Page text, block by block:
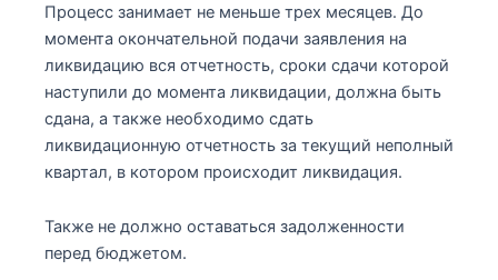
Процесс занимает не меньше трех месяцев. До
момента окончательной подачи заявления на
ликвидацию вся отчетность, сроки сдачи которой
наступили до момента ликвидации, должна быть
сдана, а также необходимо сдать
ликвидационную отчетность за текущий неполный
квартал, в котором происходит ликвидация.
Также не должно оставаться задолженности
перед бюджетом.